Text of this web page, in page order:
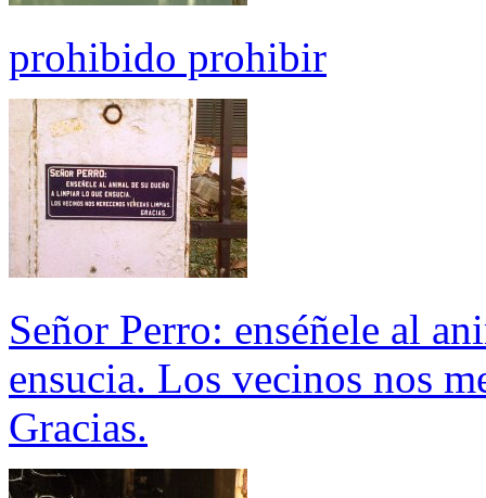
prohibido prohibir
Señor Perro: enséñele al
ensucia. Los vecinos nos
Gracias.